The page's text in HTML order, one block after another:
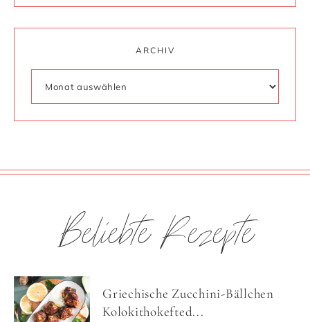
ARCHIV
Beliebte Rezepte
Griechische Zucchini-Bällchen
Kolokithokefted...